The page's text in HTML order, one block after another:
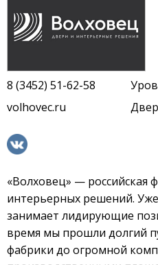
8 (3452) 51-62-58
volhovec.ru
«Волховец» — российская
интерьерных решений.
занимает лидирующие
время мы прошли долгий
фабрики до огромной